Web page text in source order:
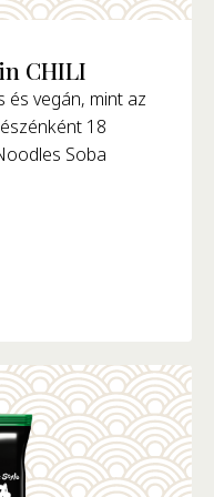
CHILI
és vegán, mint az
18
Soba